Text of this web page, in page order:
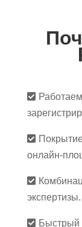
экспертизы.
Быстрый